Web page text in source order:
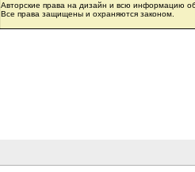
Авторские права на дизайн и всю информацию
Все права защищены и охраняются законом.